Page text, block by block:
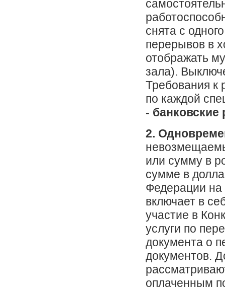
снята с
перерывов в
отображать
зала).
Требования к
по каждой
- банковские
2.
или сумму в
сумме в
Федерации на
включает в
участие в
услуги по
документа о
документов.
оплаченным